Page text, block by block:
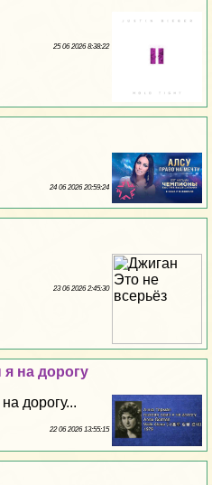
25 06 2026 8:38:22
24 06 2026 20:59:24
23 06 2026 2:45:30
на дорогу
дорогу...
22 06 2026 13:55:15